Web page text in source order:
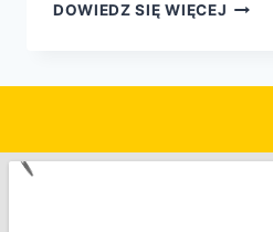
DOWIEDZ SIĘ WIĘCEJ